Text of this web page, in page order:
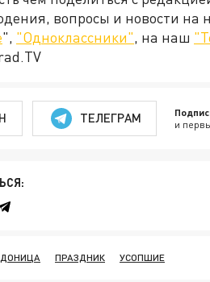
вопросы и новости на
", "Одноклассники", на наш
ТЕЛЕГРАМ и
ПРАЗДНИК УСОПШИЕ